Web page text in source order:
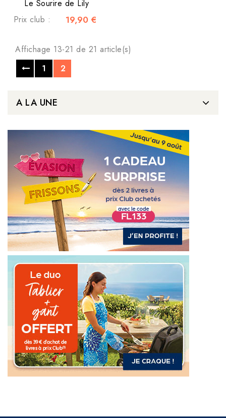
Le Sourire de Lily
Prix club :
19,90 €
Affichage 13-21 de 21 article(s)
1
2
A LA UNE